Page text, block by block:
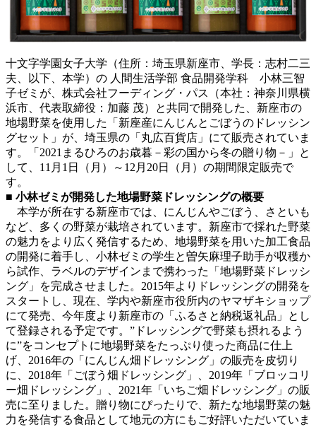
十文字学園女子大学（住所：埼玉県新座市、学長：志村二三
夫、以下、本学）の 人間生活学部 食品開発学科 小林三智
子ゼミが、株式会社フーディング・パス（本社：神奈川県横
浜市、代表取締役：加藤 茂）と共同で開発した、新座市の
地場野菜を使用した「新座産にんじんとごぼうのドレッシン
グセット」が、埼玉県の「丸広百貨店」にて販売されていま
す。「2021まるひろのお歳暮－彩の国から冬の贈り物－」と
して、11月1日（月）～12月20日（月）の期間限定販売で
す。
■ 小林ゼミが開発した地場野菜ドレッシングの概要
本学が所在する新座市では、にんじんやごぼう、さといも
など、多くの野菜が栽培されています。新座市で採れた野菜
の魅力をより広く発信するため、地場野菜を用いた加工食品
の開発に着手し、小林ゼミの学生と曽矢麻理子助手が収穫か
ら試作、ラベルのデザインまで携わった「地場野菜ドレッシ
ング」を完成させました。2015年よりドレッシングの開発を
スタートし、現在、学内や新座市役所内のヤマザキショップ
にて発売、今年度より新座市の「ふるさと納税返礼品」とし
て登録される予定です。”ドレッシングで野菜も摂れるよう
に”をコンセプトに地場野菜をたっぷり使った商品に仕上
げ、2016年の「にんじん畑ドレッシング」の販売を皮切り
に、2018年「ごぼう畑ドレッシング」、2019年「ブロッコリ
ー畑ドレッシング」、2021年「いちご畑ドレッシング」の販
売に至りました。贈り物にぴったりで、新たな地場野菜の魅
力を発信する食品として地元の方にもご好評いただいていま